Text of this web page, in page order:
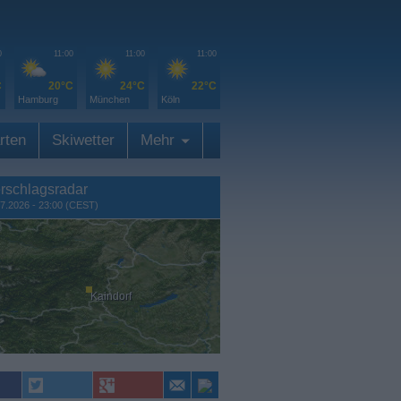
11:00
20°C
Hamburg
11:00
24°C
München
11:00
22°C
Köln
Skiwetter Mehr
- 23:00 (CEST)
Kaindorf